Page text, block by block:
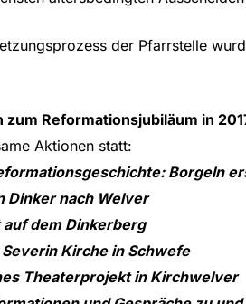
der Pfarrstelle
Reformationsjubiläum in
Aktionen statt:
Borgeln
Dinker nach Welver
dem Dinkerberg
Kirche in Schwefe
Theaterprojekt in Kirchwelver